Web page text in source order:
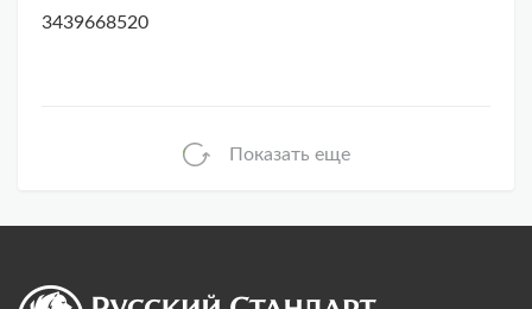
3439668520
Показать еще